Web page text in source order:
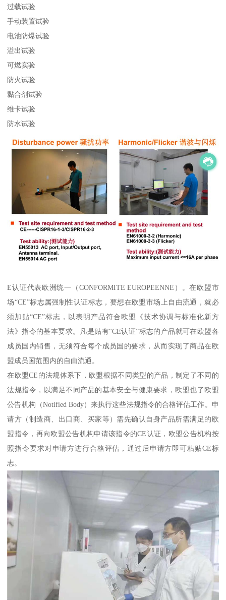
过载试验
手动装置试验
电池防爆试验
溢出试验
可燃实验
防火试验
黏合剂试验
维卡试验
防水试验
E认证代表欧洲统一（CONFORMITE EUROPEENNE）。在欧盟市
场“CE”标志属强制性认证标志，要想在欧盟市场上自由流通，就必
须加贴“CE”标志，以表明产品符合欧盟《技术协调与标准化新方
法》指令的基本要求。凡是贴有“CE认证”标志的产品就可在欧盟各
成员国内销售，无须符合每个成员国的要求，从而实现了商品在欧
盟成员国范围内的自由流通。
在欧盟CE的法规体系下，欧盟根据不同类型的产品，制定了不同的
法规指令，以满足不同产品的基本安全与健康要求，欧盟也了欧盟
公告机构（Notified Body）来执行这些法规指令的合格评估工作。申
请方（制造商、出口商、买家等）需先确认自身产品所需满足的欧
盟指令，再向欧盟公告机构申请该指令的CE认证，欧盟公告机构按
照指令要求对申请方进行合格评估，通过后申请方即可粘贴CE标
志。